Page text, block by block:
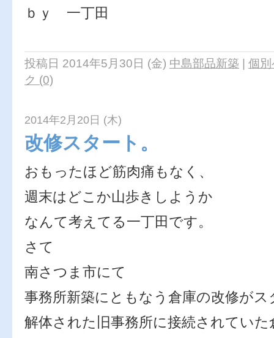
ｂｙ 一丁田
投稿日 2014年5月30日 (金) 中島部品新築 | 個
ク (0)
2014年2月20日 (木)
改修スタート。
おもったほど筋肉痛もなく、
週末はどこか山歩きしようか
なんて考えてる一丁田です。
さて
南さつま市にて
事務所新築にともなう倉庫の改修が
解体された旧事務所に接続されていた